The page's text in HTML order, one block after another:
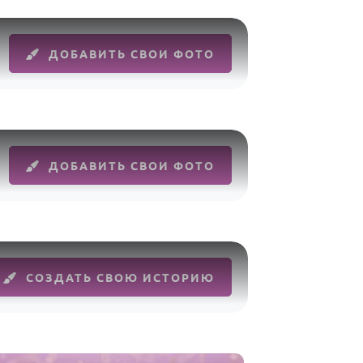
ДОБАВИТЬ СВОИ ФОТО
ДОБАВИТЬ СВОИ ФОТО
СОЗДАТЬ СВОЮ ИСТОРИЮ